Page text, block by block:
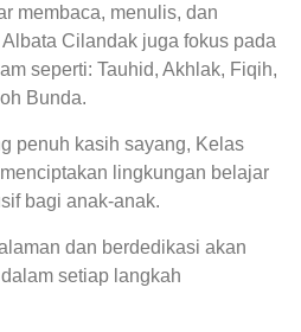
membaca, menulis, dan
Cilandak juga fokus pada
seperti: Tauhid, Akhlak, Fiqih,
Bunda.
penuh kasih sayang, Kelas
lingkungan belajar
bagi anak-anak.
dan berdedikasi akan
setiap langkah